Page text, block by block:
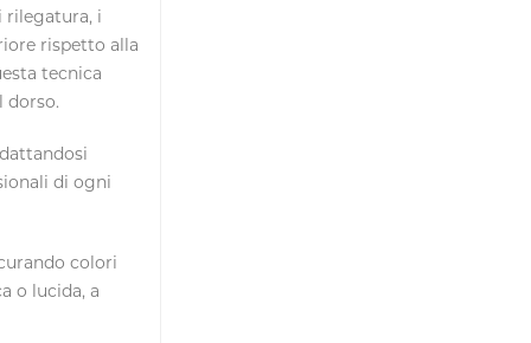
rilegatura, i
rispetto alla
tecnica
dorso.
di ogni
colori
o lucida, a